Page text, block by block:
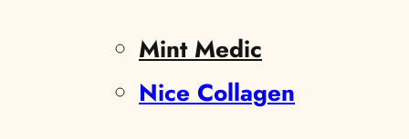
Mint Medic
Nice Collagen